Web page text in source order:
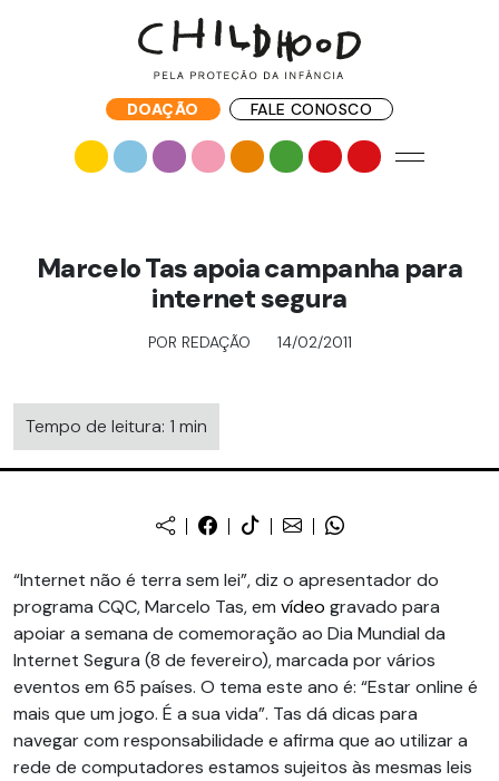
DOAÇÃO FALE CONOSCO
Marcelo Tas apoia campanha para
internet segura
POR REDAÇÃO 14/02/2011
Tempo de leitura: 1 min
“Internet não é terra sem lei”, diz o apresentador do
programa CQC, Marcelo Tas, em vídeo gravado para
apoiar a semana de comemoração ao Dia Mundial da
Internet Segura (8 de fevereiro), marcada por vários
eventos em 65 países. O tema este ano é: “Estar online é
mais que um jogo. É a sua vida”. Tas dá dicas para
navegar com responsabilidade e afirma que ao utilizar a
rede de computadores estamos sujeitos às mesmas leis